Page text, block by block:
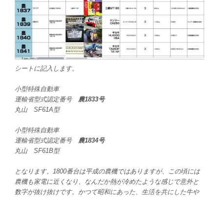
シートに記入します。
小型特殊自動車
運輸省型式認定番号 農1833号
丸山 SF61A型
小型特殊自動車
運輸省型式認定番号 農1834号
丸山 SF61B型
となります。1800番台は平成の農機ではありますが、この頃には
農機も家電に近くなり、なんだか熱が冷めたような感じで意外と
数字が抜け抜けです。かつて昭和にあった、生活を共にした牛や